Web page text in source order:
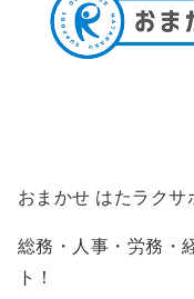
おまかせ はたラクサ
総務・人事・労務・
ト！